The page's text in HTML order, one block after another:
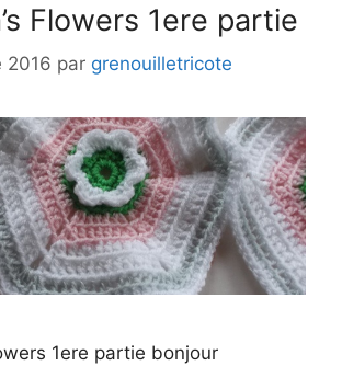
Flowers 1ere partie
2016 par grenouilletricote
1ere partie bonjour